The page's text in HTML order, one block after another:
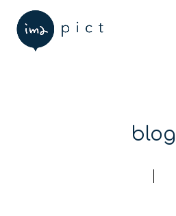
blog